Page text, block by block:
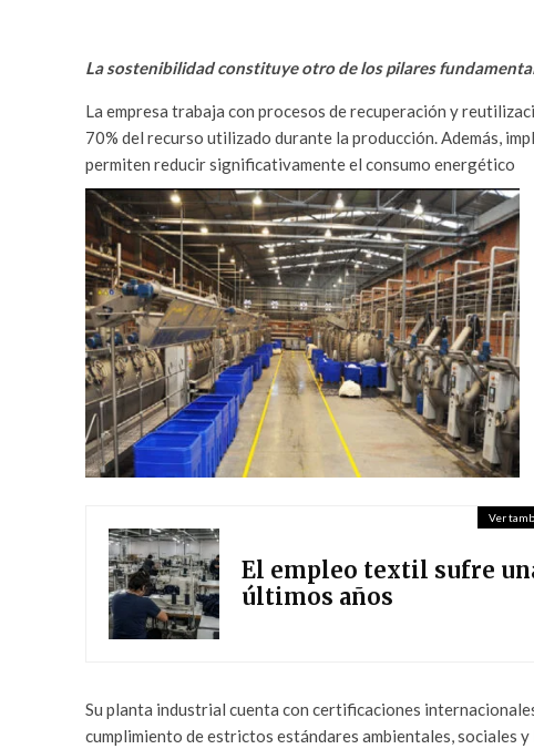
La sostenibilidad constituye otro de los pilares
La empresa trabaja con procesos de recuperación y
70% del recurso utilizado durante la producción. Además,
permiten reducir significativamente el consumo energético
Ver
El empleo textil sufre
últimos años
Su planta industrial cuenta con certificaciones
cumplimiento de estrictos estándares ambientales, sociales